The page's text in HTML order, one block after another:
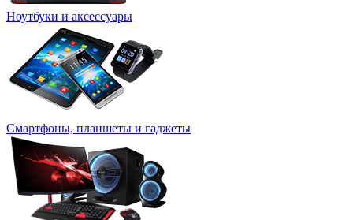
Ноутбуки и аксессуары
Смартфоны, планшеты и гаджеты